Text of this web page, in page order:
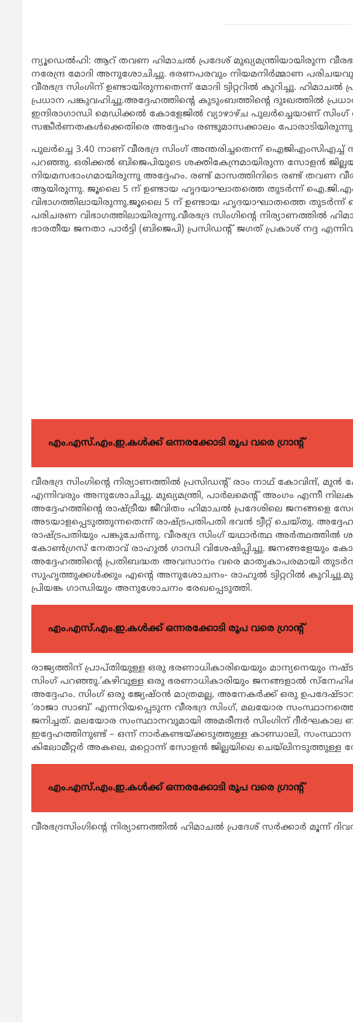
ന്യൂഡെല്‍ഹി: ആറ് തവണ ഹിമാചല്‍ പ്രദേശ് മുഖ്യമന്ത്രിയായിരുന്ന വീരഭദ്ര
നരേന്ദ്ര മോദി അനുശോചിച്ചു. ഭരണപരവും നിയമനിര്‍മ്മാണ
വീരഭദ്ര സിംഗിന് ഉണ്ടായിരുന്നതെന്ന് മോദി ട്വിറ്ററില്‍ കുറിച്ചു.
പ്രധാന പങ്കുവഹിച്ചു.അദ്ദേഹത്തിന്‍റെ കുടുംബത്തിന്‍റെ ദുഃഖത്തില്‍
ഇന്ദിരാഗാന്ധി മെഡിക്കല്‍ കോളേജില്‍ വ്യാഴാഴ്ച പുലര്‍ച്ചെയാണ്
സങ്കീര്‍ണതകള്‍ക്കെതിരെ അദ്ദേഹം രണ്ടുമാസക്കാലം
പുലര്‍ച്ചെ 3.40 നാണ് വീരഭദ്ര സിംഗ് അന്തരിച്ചതെന്ന്
പറഞ്ഞു. ഒരിക്കല്‍ ബിജെപിയുടെ ശക്തികേന്ദ്രമായിരുന്ന സോളന്‍
നിയമസഭാംഗമായിരുന്നു അദ്ദേഹം. രണ്ട് മാസത്തിനിടെ രണ്ട് തവണ
ആയിരുന്നു. ജൂലൈ 5 ന് ഉണ്ടായ ഹൃദയാഘാതത്തെ തുടര്‍ന്ന്
വിഭാഗത്തിലായിരുന്നു.ജൂലൈ 5 ന് ഉണ്ടായ ഹൃദയാഘാതത്തെ തുടര്‍ന്ന്
പരിചരണ വിഭാഗത്തിലായിരുന്നു.വീരഭദ്ര സിംഗിന്‍റെ നിര്യാണത്തില്‍
ഭാരതീയ ജനതാ പാര്‍ട്ടി (ബിജെപി) പ്രസിഡന്‍റ് ജഗത് പ്രകാശ് നദ്ദ
എം.എസ്.എം.ഇ.കൾക്ക് ഒന്നരക്കോടി രൂപ വരെ ഗ്രാന്റ്
വീരഭദ്ര സിംഗിന്‍റെ നിര്യാണത്തില്‍ പ്രസിഡന്‍റ് രാം നാഥ് കോവിന്ദ്,
എന്നിവരും അനുശോചിച്ചു. മുഖ്യമന്ത്രി, പാര്‍ലമെന്‍റ് അംഗം എന്നീ
അദ്ദേഹത്തിന്‍റെ രാഷ്ട്രീയ ജീവിതം ഹിമാചല്‍ പ്രദേശിലെ
അടയാളപ്പെടുത്തുന്നതെന്ന് രാഷ്ട്രപതിപതി ഭവന്‍ ട്വീറ്റ് ചെയ്തു.
രാഷ്ട്രപതിയും പങ്കുചേര്‍ന്നു. വീരഭദ്ര സിംഗ് യഥാര്‍ത്ഥ അര്‍ത്ഥത്തില്‍
കോണ്‍ഗ്രസ് നേതാവ് രാഹുല്‍ ഗാന്ധി വിശേഷിപ്പിച്ചു. ജനങ്ങളേയും
അദ്ദേഹത്തിന്‍റെ പ്രതിബദ്ധത അവസാനം വരെ മാതൃകാപരമായി
സുഹൃത്തുക്കള്‍ക്കും എന്‍റെ അനുശോചനം- രാഹുല്‍ ട്വിറ്ററില്‍ കുറിച്ചു.മുന്‍
പ്രിയങ്ക ഗാന്ധിയും അനുശോചനം രേഖപ്പെടുത്തി.
എം.എസ്.എം.ഇ.കൾക്ക് ഒന്നരക്കോടി രൂപ വരെ ഗ്രാന്റ്
രാജ്യത്തിന് പ്രാപ്തിയുള്ള ഒരു ഭരണാധികാരിയെയും മാന്യനെയും
സിംഗ് പറഞ്ഞു.’കഴിവുള്ള ഒരു ഭരണാധികാരിയും ജനങ്ങളാല്‍
അദ്ദേഹം. സിംഗ് ഒരു ജ്യേഷ്ഠന്‍ മാത്രമല്ല, അനേകര്‍ക്ക് ഒരു
‘രാജാ സാബ്’ എന്നറിയപ്പെടുന്ന വീരഭദ്ര സിംഗ്, മലയോര
ജനിച്ചത്. മലയോര സംസ്ഥാനവുമായി അമരീന്ദര്‍ സിംഗിന് ദീര്‍ഘകാല
ഇദ്ദേഹത്തിനുണ്ട് – ഒന്ന് നാര്‍കണ്ടയ്ക്കടുത്തുള്ള കാണ്ഡാലി, സംസ്ഥാന
കിലോമീറ്റര്‍ അകലെ, മറ്റൊന്ന് സോളന്‍ ജില്ലയിലെ ചെയ്ലിനടുത്തുള്ള
എം.എസ്.എം.ഇ.കൾക്ക് ഒന്നരക്കോടി രൂപ വരെ ഗ്രാന്റ്
വീരഭദ്രസിംഗിന്‍റെ നിര്യാണത്തില്‍ ഹിമാചല്‍ പ്രദേശ് സര്‍ക്കാര്‍ മൂന്ന്